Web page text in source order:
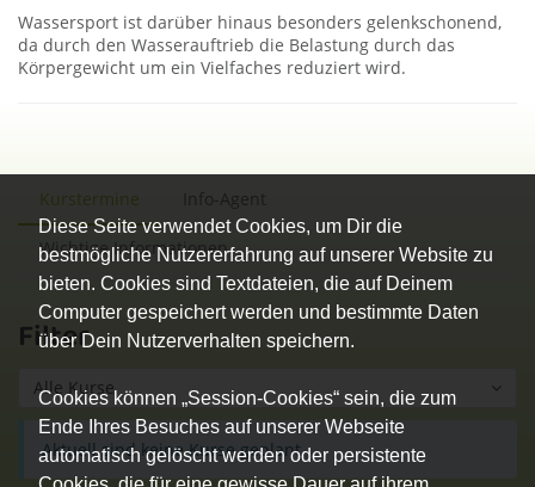
Diese Seite verwendet Cookies, um Dir die
bestmögliche Nutzererfahrung auf unserer Website zu
bieten. Cookies sind Textdateien, die auf Deinem
Computer gespeichert werden und bestimmte Daten
über Dein Nutzerverhalten speichern.
Cookies können „Session-Cookies“ sein, die zum
Ende Ihres Besuches auf unserer Webseite
automatisch gelöscht werden oder persistente
Wassersport ist darüber hinaus besonders gelenkschonend,
da durch den Wasserauftrieb die Belastung durch das
Körpergewicht um ein Vielfaches reduziert wird.
Kurstermine Info-Agent
Wichtige Informationen
Filter
Alle Kurse
Aktuell sind keine Kurse geplant.